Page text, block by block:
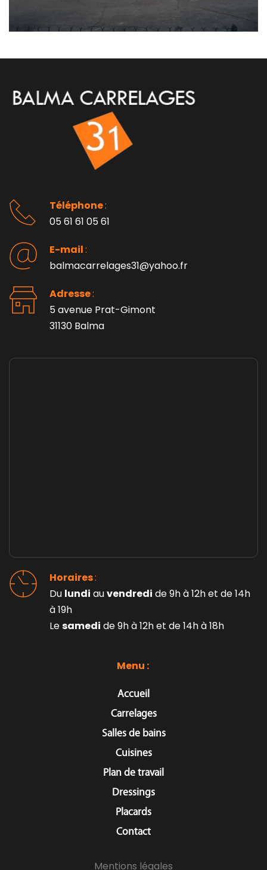
Menu :
Accueil
Carrelages
Salles de bains
Cuisines
Plan de travail
Dressings
Placards
Contact
Horaires :
Du lundi au vendredi de 9h à 12h et de 14h
à 19h
Le samedi de 9h à 12h et de 14h à 18h
Téléphone :
05 61 61 05 61
E-mail :
balmacarrelages31@yahoo.fr
Adresse :
5 avenue Prat-Gimont
31130 Balma
Mentions légales